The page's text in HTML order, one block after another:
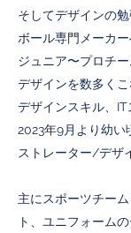
そしてデザインの
ボール専門メーカー
ジュニア〜プロチ
デザインを数多く
デザインスキル、IT
2023年9月より幼い
ストレーター/デザ
主にスポーツチー
ト、ユニフォーム